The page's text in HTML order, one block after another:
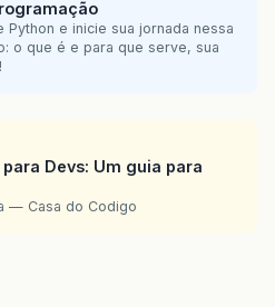
e inicie sua jornada nessa
o que é e para que serve, sua
Devs: Um guia para
— Casa do Codigo